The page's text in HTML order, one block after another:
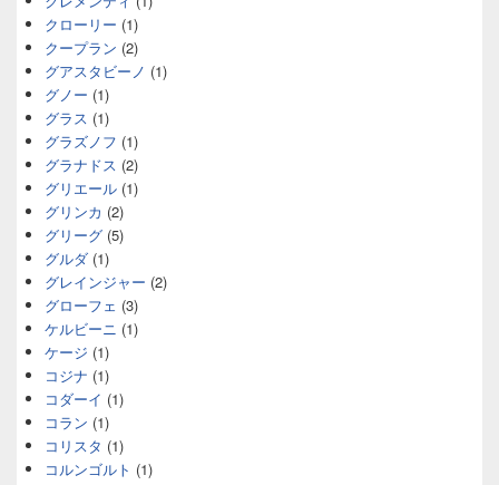
クローリー (1)
クープラン (2)
グアスタビーノ (1)
グノー (1)
グラス (1)
グラズノフ (1)
グラナドス (2)
グリエール (1)
グリンカ (2)
グリーグ (5)
グルダ (1)
グレインジャー (2)
グローフェ (3)
ケルビーニ (1)
ケージ (1)
コジナ (1)
コダーイ (1)
コラン (1)
コリスタ (1)
コルンゴルト (1)